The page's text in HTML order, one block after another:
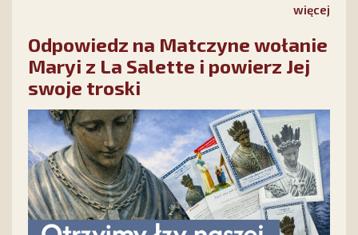
Prosty PLUS" z udziałem publiczności dokonają
miesięcy 2026 roku.
więcej
Odpowiedz na Matczyne wołanie
Maryi z La Salette i powierz Jej
swoje troski